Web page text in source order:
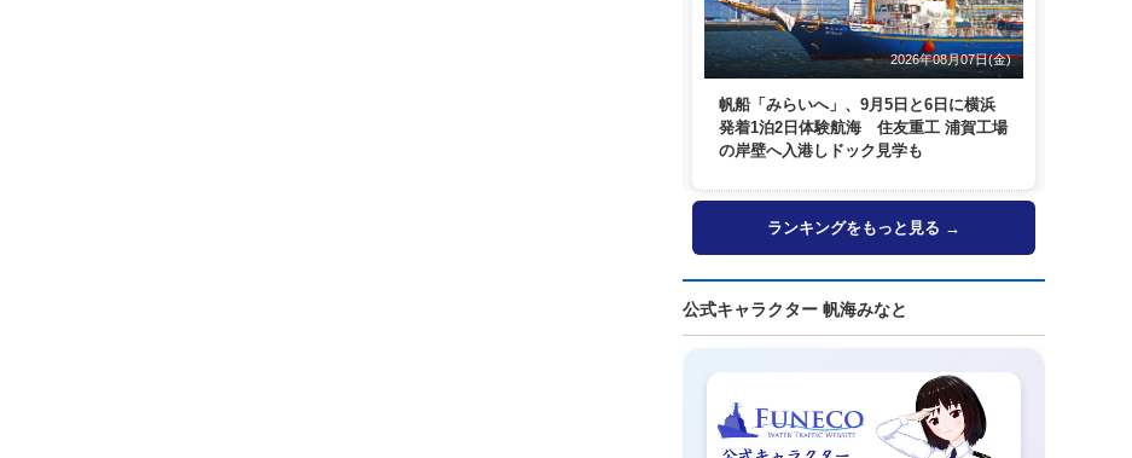
2026年08月07日(金)
帆船「みらいへ」、9月5日と6日に横浜
発着1泊2日体験航海 住友重工 浦賀工場
の岸壁へ入港しドック見学も
ランキングをもっと見る →
公式キャラクター 帆海みなと